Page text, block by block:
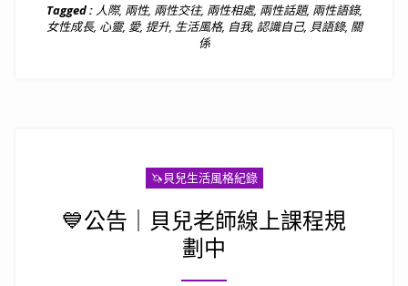
Tagged : 人際, 兩性, 兩性交往, 兩性相處, 兩性話題, 兩性語錄,
女性成長, 心靈, 愛, 提升, 生活風格, 自我, 認識自己, 貝語錄, 關
係
🦄️貝兒生活風格紀錄
💙公告｜貝兒老師線上課程規
劃中